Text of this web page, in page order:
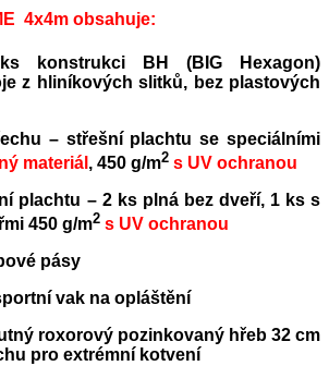
4x4m obsahuje:
BH (BIG Hexagon)
z hliníkových slitků, bez plastových
– střešní plachtu se speciálními
materiál , 450 g/m2 s UV ochranou
plachtu – 2 ks plná bez dveří, 1 ks s
450 g/m2 s UV ochranou
pásy
vak na opláštění
roxorový pozinkovaný hřeb 32 cm
pro extrémní kotvení